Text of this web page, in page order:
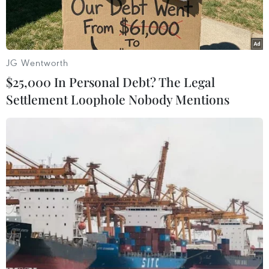
Juventus xa dần cơ hội dự Champions League mùa tới.
(Nguồn: AP)
Juventus đang dần xa vời cơ hội giành suất dự
Champions League mùa tới sau khi phải nhận
án phạt trừ 10 điểm từ Liên đoàn bóng đá Italy
(FIGC).
JG Wentworth
$25,000 In Personal Debt? The Legal
Settlement Loophole Nobody Mentions